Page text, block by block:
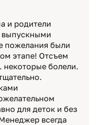
и родители
выпускными
пожелания были
этапе! Отсъем
некоторые болели.
для деток и без
всегда